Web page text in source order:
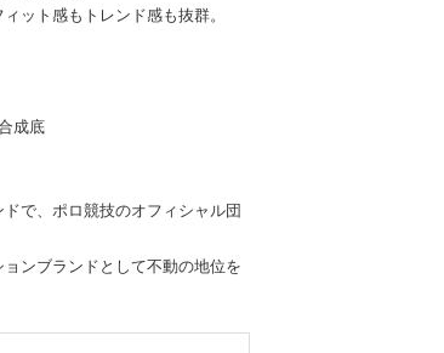
ット感もトレンド感も抜群。
成底
で、ポロ競技のオフィシャル団
ンブランドとして不動の地位を